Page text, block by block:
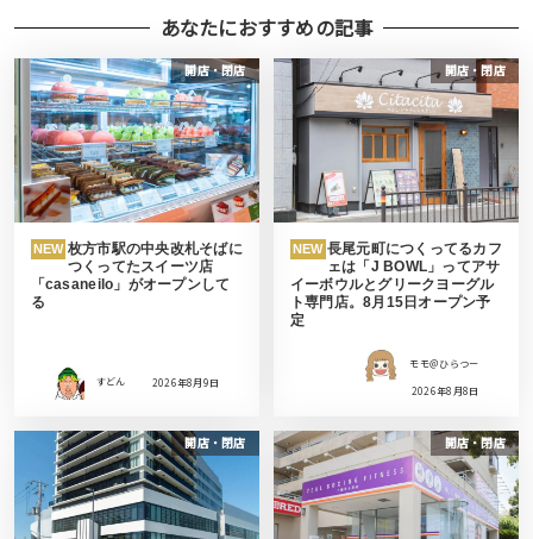
あなたにおすすめの記事
開店・閉店
NEW 枚方市駅の中央改札そばに
つくってたスイーツ店
「casaneilo」がオープンして
る
すどん 2026年8月9日
開店・閉店
NEW 長尾元町につくってるカフ
ェは「J BOWL」ってアサ
イーボウルとグリークヨーグル
ト専門店。8月15日オープン予
定
モモ＠ひらつー
2026年8月8日
開店・閉店 開店・閉店